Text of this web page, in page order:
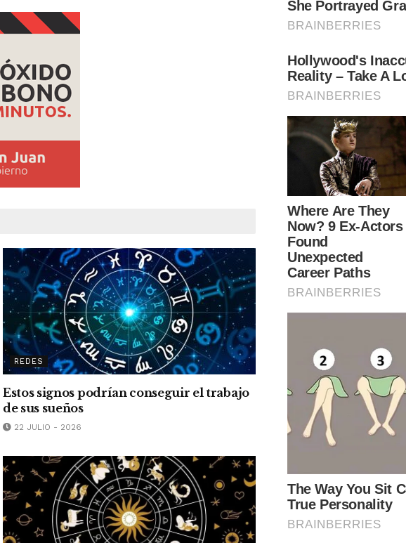
REDES
Estos signos podrían conseguir el trabajo
de sus sueños
22 JULIO - 2026